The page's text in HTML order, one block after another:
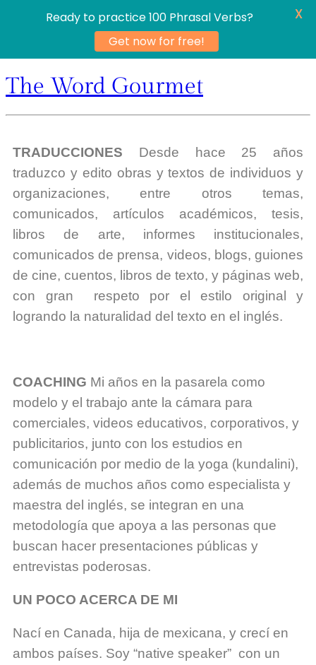
The Word Gourmet
TRADUCCIONES Desde hace 25 años
traduzco y edito obras y textos de individuos y
organizaciones, entre otros temas,
comunicados, artículos académicos, tesis,
libros de arte, informes institucionales,
comunicados de prensa, videos, blogs, guiones
de cine, cuentos, libros de texto, y páginas web,
con gran respeto por el estilo original y
logrando la naturalidad del texto en el inglés.
COACHING Mi años en la pasarela como
modelo y el trabajo ante la cámara para
comerciales, videos educativos, corporativos, y
publicitarios, junto con los estudios en
comunicación por medio de la yoga (kundalini),
además de muchos años como especialista y
maestra del inglés, se integran en una
metodología que apoya a las personas que
buscan hacer presentaciones públicas y
entrevistas poderosas.
UN POCO ACERCA DE MI
Nací en Canada, hija de mexicana, y crecí en
ambos países. Soy “native speaker” con un
Ready to practice 100 Phrasal Verbs?
Get now for free!
X